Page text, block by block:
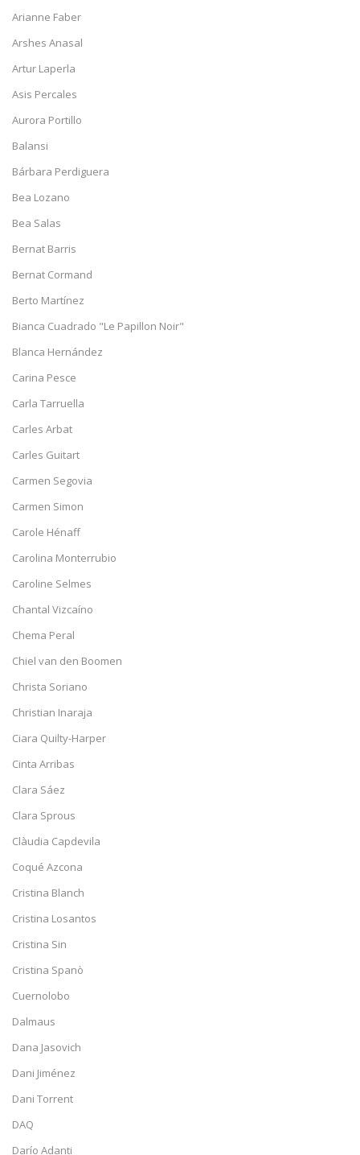
Arianne Faber
Arshes Anasal
Artur Laperla
Asis Percales
Aurora Portillo
Balansi
Bárbara Perdiguera
Bea Lozano
Bea Salas
Bernat Barris
Bernat Cormand
Berto Martínez
Bianca Cuadrado "Le Papillon Noir"
Blanca Hernández
Carina Pesce
Carla Tarruella
Carles Arbat
Carles Guitart
Carmen Segovia
Carmen Simon
Carole Hénaff
Carolina Monterrubio
Caroline Selmes
Chantal Vizcaíno
Chema Peral
Chiel van den Boomen
Christa Soriano
Christian Inaraja
Ciara Quilty-Harper
Cinta Arribas
Clara Sáez
Clara Sprous
Clàudia Capdevila
Coqué Azcona
Cristina Blanch
Cristina Losantos
Cristina Sin
Cristina Spanò
Cuernolobo
Dalmaus
Dana Jasovich
Dani Jiménez
Dani Torrent
DAQ
Darío Adanti